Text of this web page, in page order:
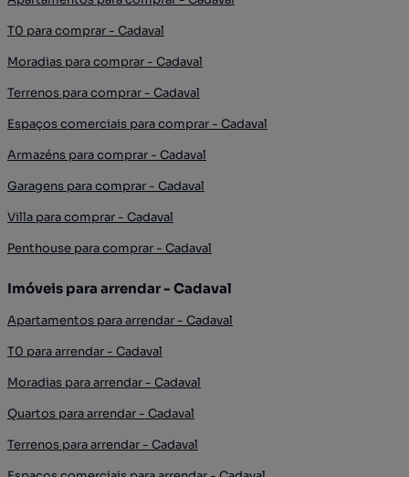
T0 para comprar - Cadaval
Moradias para comprar - Cadaval
Terrenos para comprar - Cadaval
Espaços comerciais para comprar - Cadaval
Armazéns para comprar - Cadaval
Garagens para comprar - Cadaval
Villa para comprar - Cadaval
Penthouse para comprar - Cadaval
Imóveis para arrendar - Cadaval
Apartamentos para arrendar - Cadaval
T0 para arrendar - Cadaval
Moradias para arrendar - Cadaval
Quartos para arrendar - Cadaval
Terrenos para arrendar - Cadaval